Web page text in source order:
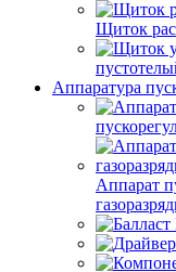
Щиток
Аппаратура
Аппарат